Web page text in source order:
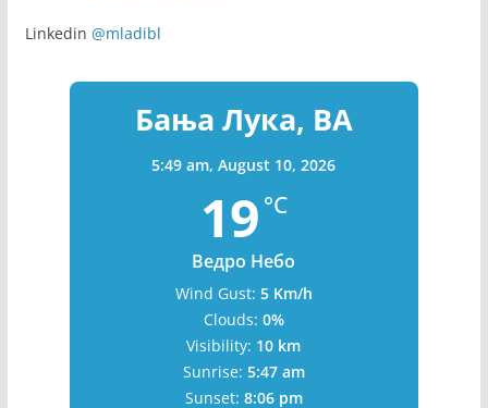
Linkedin @mladibl
Бања Лука, BA
5:49 am,August 10, 2026
19 °C
Ведро Небо
Wind Gust: 5 Km/h
Clouds: 0%
Visibility: 10 km
Sunrise: 5:47 am
Sunset: 8:06 pm